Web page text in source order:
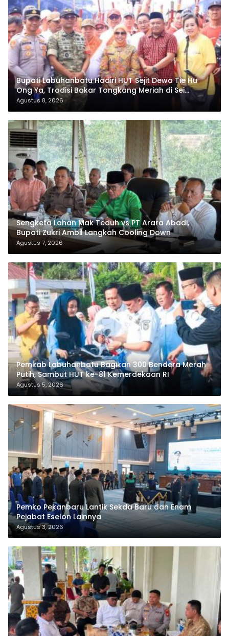
Bupati Labuhanbatu Hadiri HUT Sejit Dewa Tie Hu
Ong Ya, Tradisi Bakar Tongkang Meriah di Sei
Berombang
Agustus 8, 2026
Sengketa Lahan Mak Teduh vs PT Arara Abadi,
Bupati Zukri Ambil Langkah Cooling Down
Agustus 7, 2026
Pemkab Labuhanbatu Bagikan 300 Bendera Merah
Putih, Sambut HUT ke-81 Kemerdekaan RI
Agustus 5, 2026
Pemko Pekanbaru Lantik Sekda Baru dan Enam
Pejabat Eselon Lainnya
Agustus 3, 2026